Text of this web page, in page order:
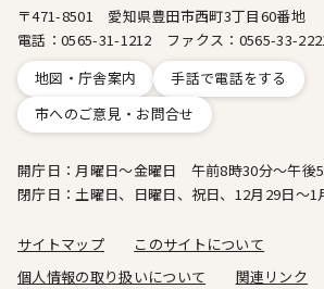
〒471-8501 愛知県豊田市西町3丁目60番地
電話：0565-31-1212 ファクス：0565-33-
地図・庁舎案内
手話で電話をする
市へのご意見・お問合せ
開庁日：月曜日～金曜日 午前8時30分～午後
閉庁日：土曜日、日曜日、祝日、12月29日～1
サイトマップ
このサイトについて
個人情報の取り扱いについて
関連リンク